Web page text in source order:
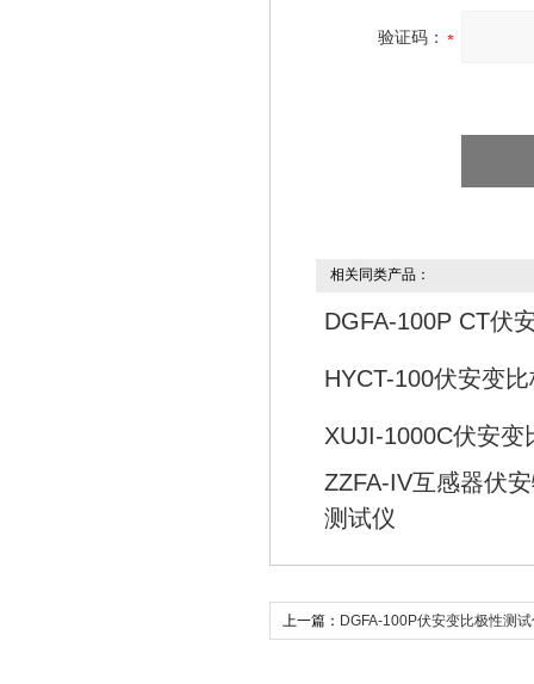
验证码：
相关同类产品：
DGFA-100P CT伏
HYCT-100伏安变
XUJI-1000C伏安变
ZZFA-IV互感器伏
测试仪
上一篇： DGFA-100P伏安变比极性测